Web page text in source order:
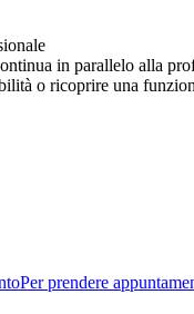
in parallelo alla
o ricoprire una
Per prendere